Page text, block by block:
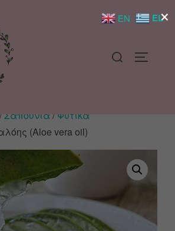
/ Σαπούνια / Φυτικά
(Aloe vera oil)
×
EN EL